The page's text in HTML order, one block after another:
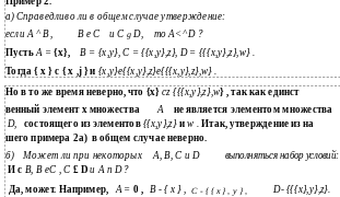
а) Справедливо ли в общем случае утверждение:
если А ^ В ,
В е С и С gD,
то А<^ D ?
ПустьА ={х}, В = {х,у}, С = {{x,y},z}, D = {{{x,y},z},w} .
Тогда { x } c { x ,j } и {x,y}e{{x,y},z}e{{{x,y},z},w} .
Но в то же время неверно, что {х}cz {{{x,y},z},w} , так как единст­
венный элемент х множества
А
не является элементом множества
D,
состоящего из элементов{{x,y},z}иw . Итак, утверждение из на­
шего примера 2а) в общем случае неверно.
б)
Может ли при некоторых А, В, С и D выполняться набор условий:
И с В, В еС , С £ Dи А п D ?
Да, может. Например,
А =0 , В - { х } , С - { { х } , у } ,
D- {{{x},y},z}.